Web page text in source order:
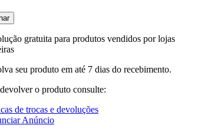
gratuita para produtos vendidos por lojas
seu produto em até 7 dias do recebimento.
o produto consulte:
de trocas e devoluções
Anúncio